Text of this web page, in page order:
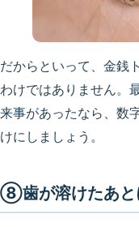
だからといって、金銭
わけではありません。
来事があったなら、数
けにしましょう。
⑧歯が溶けたあと